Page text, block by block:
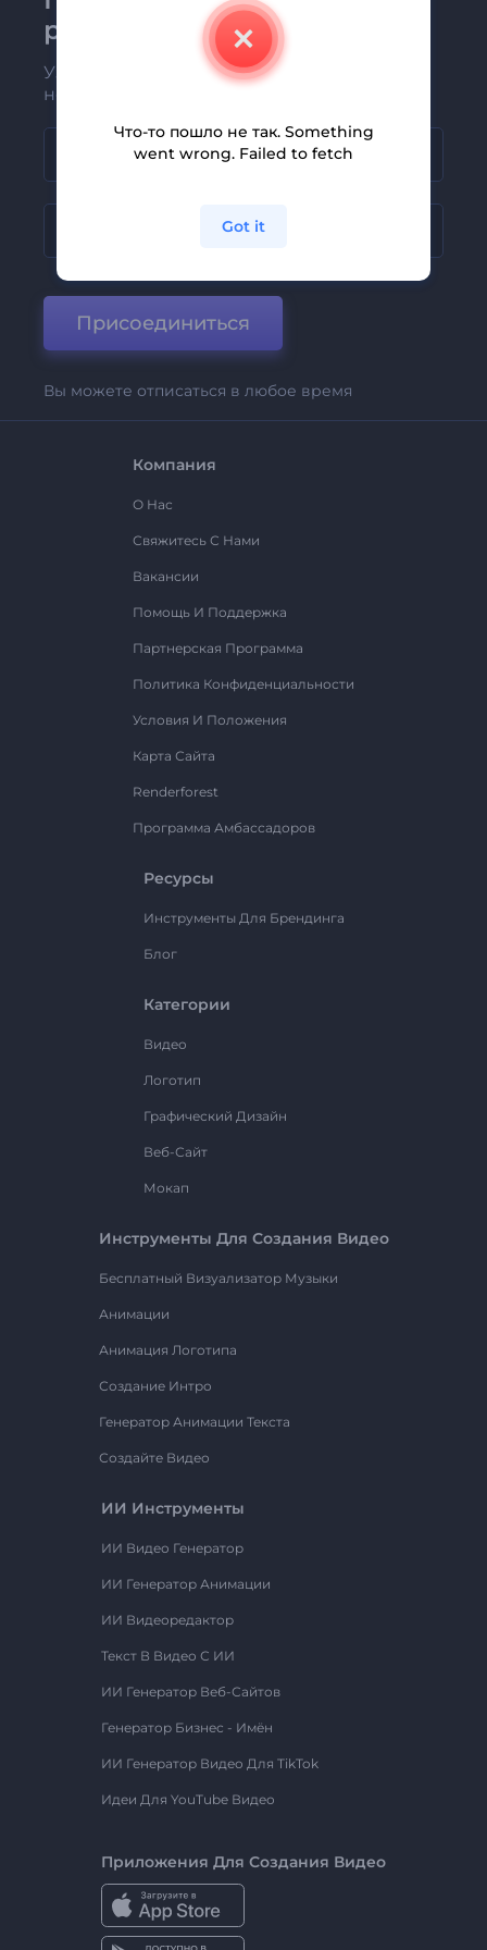
рассылке Renderforest
Узнавайте о последних новостях и
новых предложениях первыми
Присоединиться
Вы можете отписаться в любое время
Компания
О Нас
Свяжитесь С Нами
Вакансии
Помощь И Поддержка
Партнерская Программа
Политика Конфиденциальности
Условия И Положения
Карта Сайта
Renderforest
Программа Амбассадоров
Ресурсы
Инструменты Для Брендинга
Блог
Категории
Видео
Логотип
Графический Дизайн
Веб-Сайт
Мокап
Инструменты Для Создания Видео
Бесплатный Визуализатор Музыки
Анимации
Анимация Логотипа
Создание Интро
Генератор Анимации Текста
Создайте Видео
ИИ Инструменты
ИИ Видео Генератор
ИИ Генератор Анимации
ИИ Видеоредактор
Текст В Видео С ИИ
ИИ Генератор Веб-Сайтов
Генератор Бизнес - Имён
ИИ Генератор Видео Для TikTok
Идеи Для YouTube Видео
Приложения Для Создания Видео
Что-то пошло не так. Something
went wrong. Failed to fetch
Got it